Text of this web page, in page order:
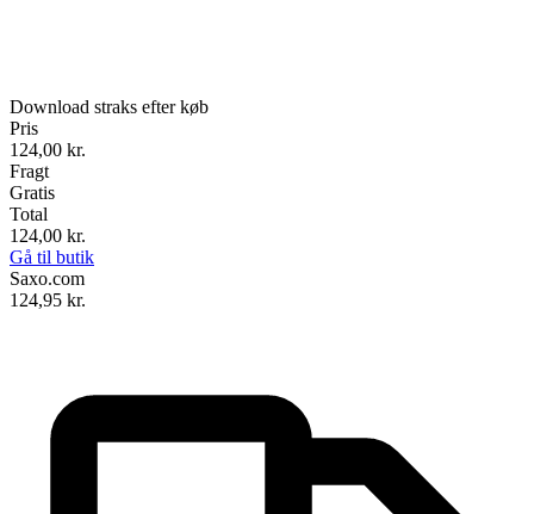
Download straks efter køb
Pris
124,00 kr.
Fragt
Gratis
Total
124,00 kr.
Gå til butik
Saxo.com
124,95 kr.